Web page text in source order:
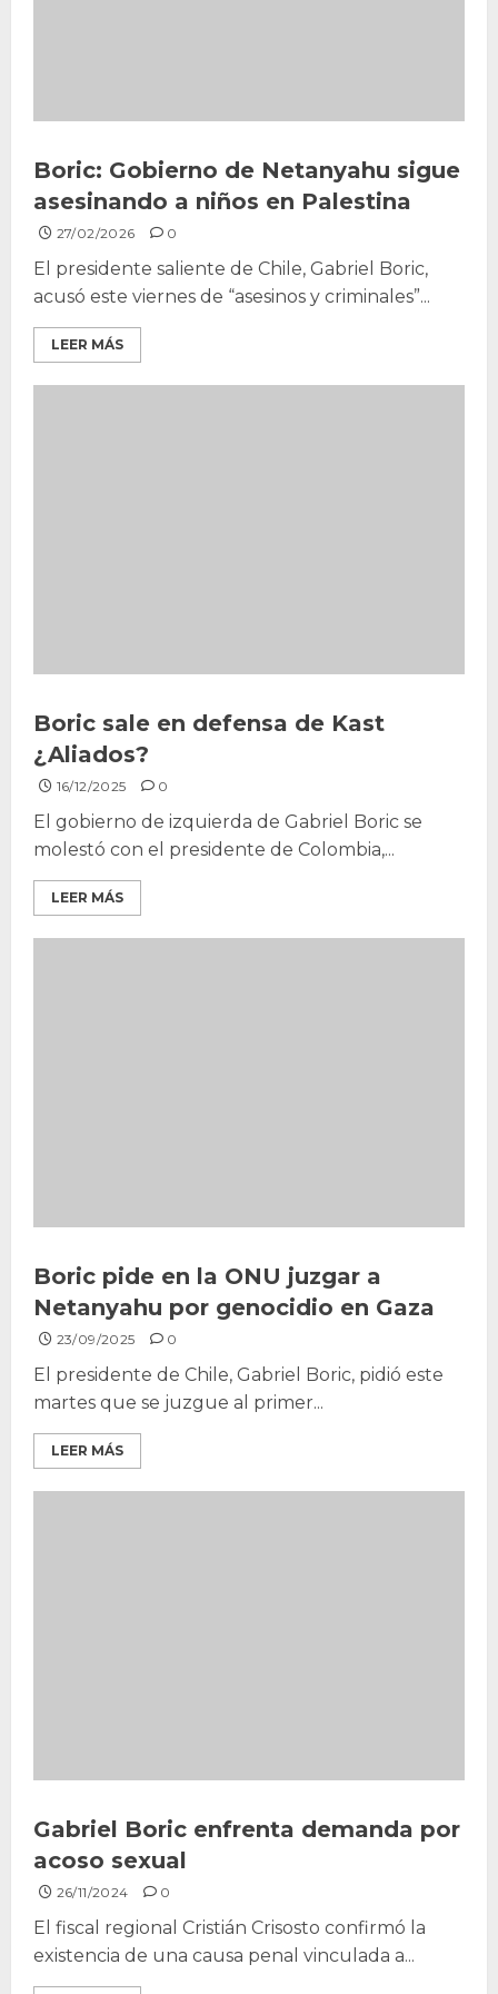
Boric: Gobierno de Netanyahu sigue
asesinando a niños en Palestina
27/02/2026 0
El presidente saliente de Chile, Gabriel Boric,
acusó este viernes de “asesinos y criminales”...
LEER MÁS
Boric sale en defensa de Kast
¿Aliados?
16/12/2025 0
El gobierno de izquierda de Gabriel Boric se
molestó con el presidente de Colombia,...
LEER MÁS
Boric pide en la ONU juzgar a
Netanyahu por genocidio en Gaza
23/09/2025 0
El presidente de Chile, Gabriel Boric, pidió este
martes que se juzgue al primer...
LEER MÁS
Gabriel Boric enfrenta demanda por
acoso sexual
26/11/2024 0
El fiscal regional Cristián Crisosto confirmó la
existencia de una causa penal vinculada a...